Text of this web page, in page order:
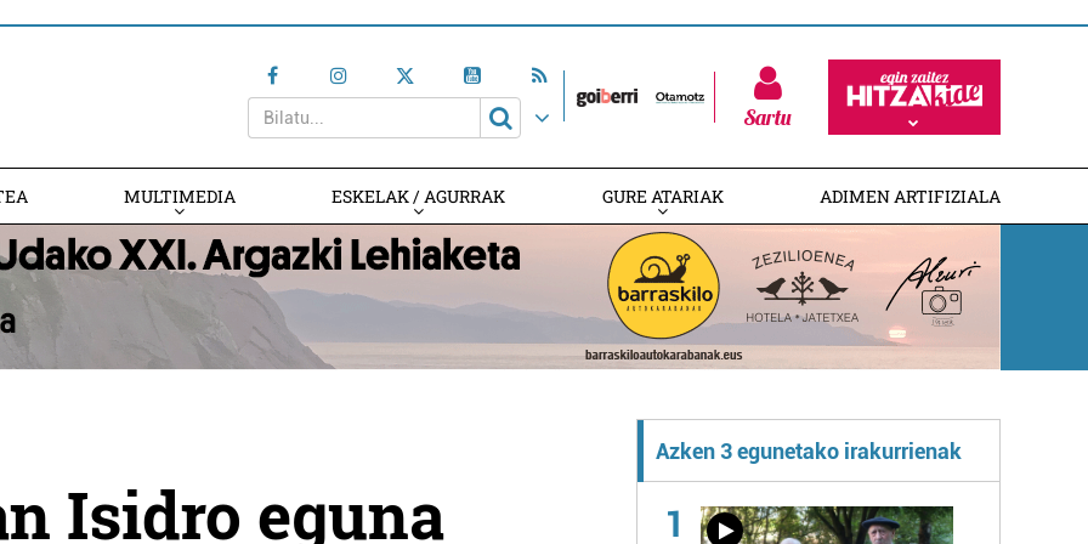
Sartu
MULTIMEDIA ESKELAK / AGURRAK GURE ATARIAK ADIMEN ARTIFIZIALA
Isidro eguna
Azken 3 egunetako irakurrienak
1